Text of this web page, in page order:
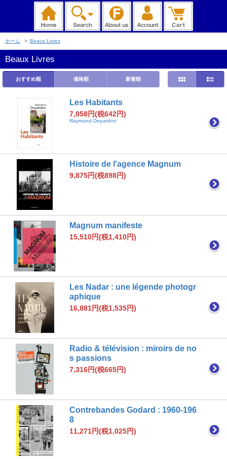
ホーム > Beaux Livres
Beaux Livres
おすすめ順 価格順 新着順
Les Habitants
7,058円(税642円)
Raymond Depardon
Histoire de l'agence Magnum
9,875円(税898円)
Magnum manifeste
15,510円(税1,410円)
Les Nadar : une légende photogr
aphique
16,881円(税1,535円)
Radio & télévision : miroirs de no
s passions
7,316円(税665円)
Contrebandes Godard : 1960-196
8
11,271円(税1,025円)